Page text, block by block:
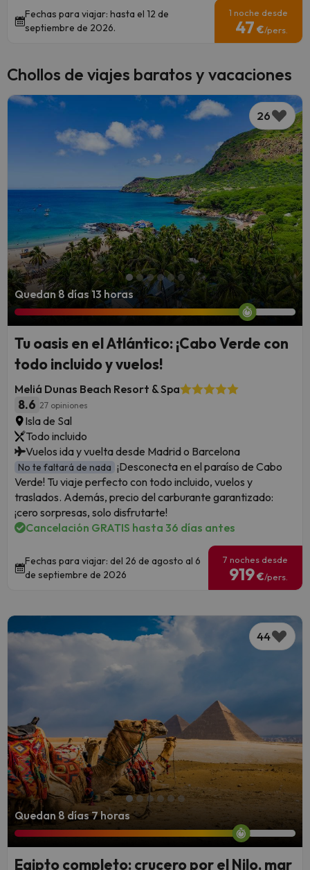
Fechas para viajar: hasta el 12 de
septiembre de 2026.
1 noche desde
47 €/pers.
Chollos de viajes baratos y vacaciones
26
Quedan 8 días 13 horas
Tu oasis en el Atlántico: ¡Cabo Verde con
todo incluido y vuelos!
Meliá Dunas Beach Resort & Spa
8.6 27 opiniones
Isla de Sal
Todo incluido
Vuelos ida y vuelta desde Madrid o Barcelona
No te faltará de nada ¡Desconecta en el paraíso de Cabo
Verde! Tu viaje perfecto con todo incluido, vuelos y
traslados. Además, precio del carburante garantizado:
¡cero sorpresas, solo disfrutarte!
Cancelación GRATIS hasta 36 días antes
Fechas para viajar: del 26 de agosto al 6
de septiembre de 2026
7 noches desde
919€/pers.
44
Quedan 8 días 7 horas
Egipto completo: crucero por el Nilo, mar